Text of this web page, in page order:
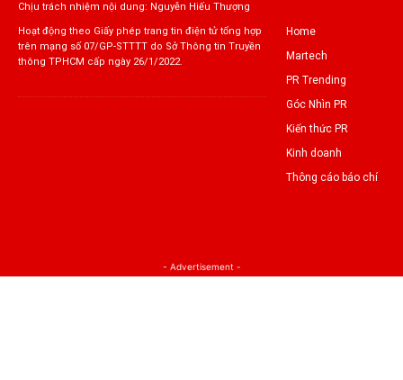
Chịu trách nhiệm nội dung: Nguyễn Hiếu Thượng
Hoạt động theo Giấy phép trang tin điện tử tổng hợp
trên mạng số 07/GP-STTTT do Sở Thông tin Truyền
thông TPHCM cấp ngày 26/1/2022.
Home
Martech
PR Trending
Góc Nhìn PR
Kiến thức PR
Kinh doanh
Thông cáo báo chí
- Advertisement -